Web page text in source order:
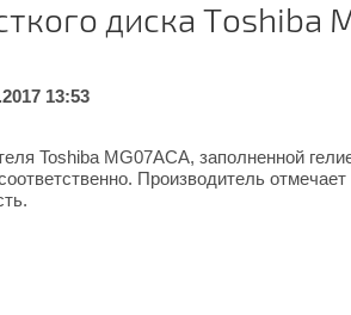
диска Toshiba
13:53
Toshiba MG07ACA, заполненной
Производитель